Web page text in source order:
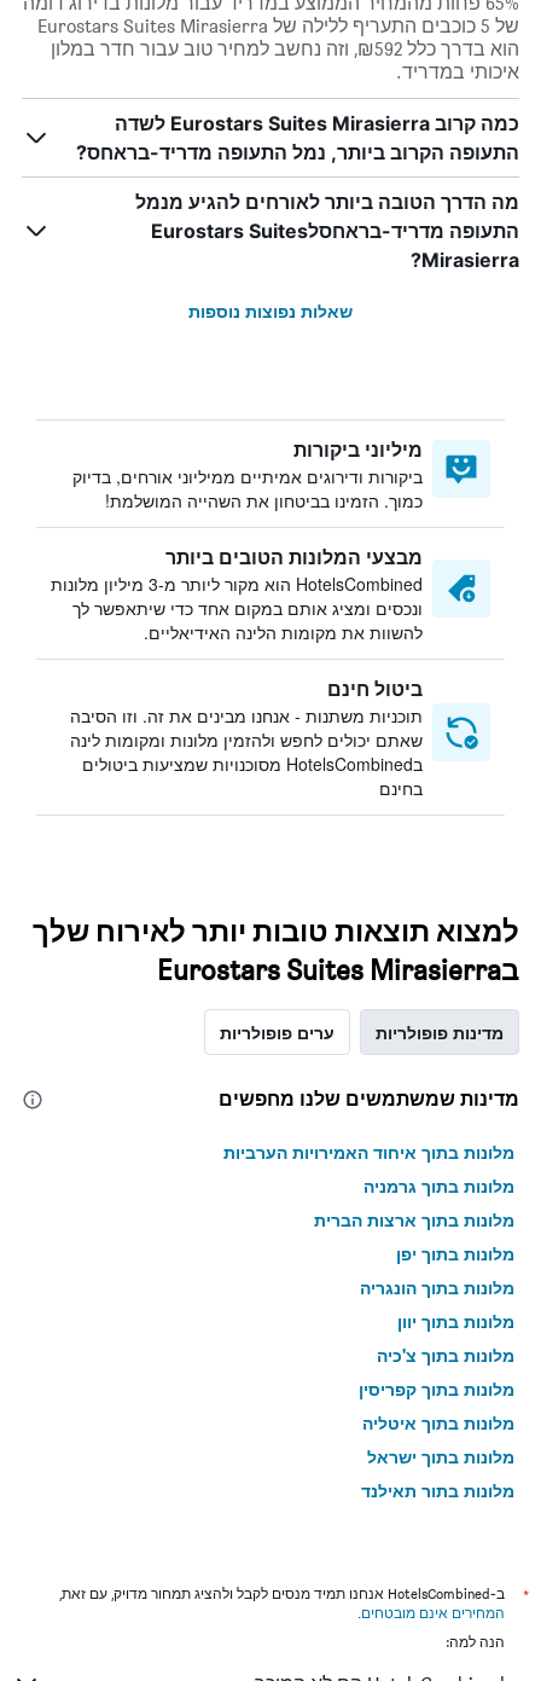
של 5 כוכבים התעריף ללילה של Eurostars Suites Mirasierra
הוא בדרך כלל ₪592, וזה נחשב למחיר טוב עבור חדר במלון
איכותי במדריד.
כמה קרוב Eurostars Suites Mirasierra לשדה
התעופה הקרוב ביותר, נמל התעופה מדריד-בראחס?
מה הדרך הטובה ביותר לאורחים להגיע מנמל
התעופה מדריד-בראחסלEurostars Suites
Mirasierra?
שאלות נפוצות נוספות
מיליוני ביקורות
ביקורות ודירוגים אמיתיים ממיליוני אורחים, בדיוק
כמוך. הזמינו בביטחון את השהייה המושלמת!
מבצעי המלונות הטובים ביותר
HotelsCombined הוא מקור ליותר מ-3 מיליון מלונות
ונכסים ומציג אותם במקום אחד כדי שיתאפשר לך
להשוות את מקומות הלינה האידיאליים.
ביטול חינם
תוכניות משתנות - אנחנו מבינים את זה. וזו הסיבה
שאתם יכולים לחפש ולהזמין מלונות ומקומות לינה
בHotelsCombined מסוכנויות שמציעות ביטולים
בחינם
למצוא תוצאות טובות יותר לאירוח שלך
בEurostars Suites Mirasierra
מדינות פופולריות ערים פופולריות
מדינות שמשתמשים שלנו מחפשים
מלונות בתוך איחוד האמירויות הערביות
מלונות בתוך גרמניה
מלונות בתוך ארצות הברית
מלונות בתוך יפן
מלונות בתוך הונגריה
מלונות בתוך יוון
מלונות בתוך צ'כיה
מלונות בתוך קפריסין
מלונות בתוך איטליה
מלונות בתוך ישראל
מלונות בתוך תאילנד
*
ב-HotelsCombined אנחנו תמיד מנסים לקבל ולהציג תמחור מדויק, עם זאת,
המחירים אינם מובטחים.
הנה למה: